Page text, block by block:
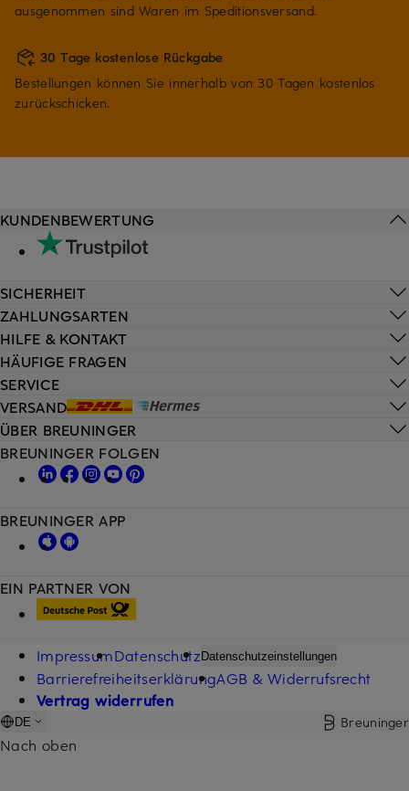
ausgenommen sind Waren im Speditionsversand.
30 Tage kostenlose Rückgabe
Bestellungen können Sie innerhalb von 30 Tagen kostenlos
zurückschicken.
HILFE & KONTAKT
HÄUFIGE FRAGEN
SERVICE
VERSAND
KUNDENBEWERTUNG
SICHERHEIT
ZAHLUNGSARTEN
ÜBER BREUNINGER
EIN PARTNER VON
BREUNINGER FOLGEN
BREUNINGER APP
ImpressumDatenschutzDatenschutzeinstellungen
BarrierefreiheitserklärungAGB & Widerrufsrecht
Vertrag widerrufen
DE Breuninger
Nach oben